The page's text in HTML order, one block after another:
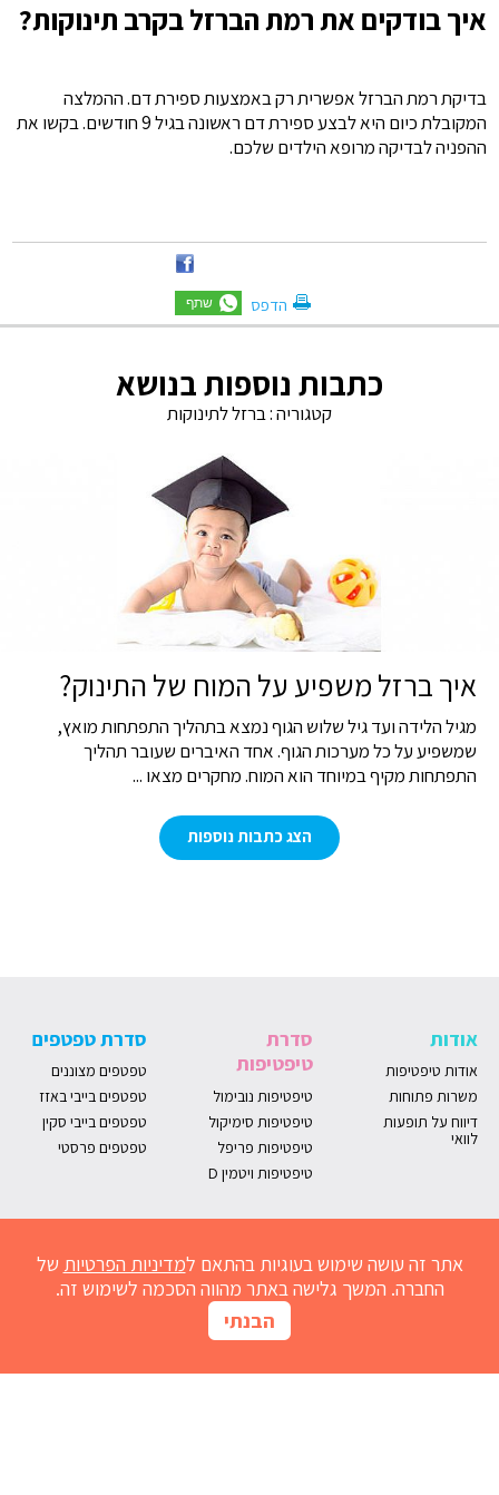
אתר זה עושה שימוש בעוגיות בהתאם למדיניות הפרטיות של
החברה. המשך גלישה באתר מהווה הסכמה לשימוש זה.
הבנתי
איך בודקים את רמת הברזל בקרב תינוקות?
בדיקת רמת הברזל אפשרית רק באמצעות ספירת דם. ההמלצה
המקובלת כיום היא לבצע ספירת דם ראשונה בגיל 9 חודשים. בקשו את
ההפניה לבדיקה מרופא הילדים שלכם.
הדפס
כתבות נוספות בנושא
קטגוריה :ברזל לתינוקות
איך ברזל משפיע על המוח של התינוק?
מגיל הלידה ועד גיל שלוש הגוף נמצא בתהליך התפתחות מואץ,
שמשפיע על כל מערכות הגוף. אחד האיברים שעובר תהליך
התפתחות מקיף במיוחד הוא המוח. מחקרים מצאו ...
הצג כתבות נוספות
אודות
אודות טיפטיפות
משרות פתוחות
דיווח על תופעות
לוואי
סדרת
טיפטיפות
טיפטיפות נובימול
טיפטיפות סימיקול
טיפטיפות פריפל
טיפטיפות ויטמין D
סדרת טפטפים
טפטפים מצוננים
טפטפים בייבי באזז
טפטפים בייבי סקין
טפטפים פרסטי